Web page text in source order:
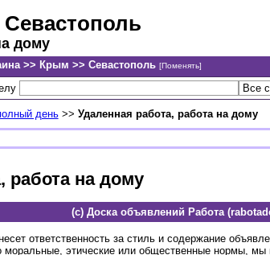
дому
>> Крым >> Севастополь [Поменять]
день>> Удаленная работа, работа на дому
работа на дому
(c) Доска объявлений Работа
ответственность за стиль и содержание
этические или общественные нормы,